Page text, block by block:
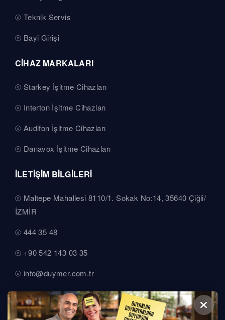
Teknik Servis
Bayi Girişi
CİHAZ MARKALARI
Starkey İşitme Cihazları
Interton İşitme Cihazları
Audifon İşitme Cihazları
Danavox İşitme Cihazları
İLETİŞİM BİLGİLERİ
Maltepe Mahallesi 8110/1. Sokak No:14, 35640 Çiğli/
İZMİR
444 35 48
+90 542 143 03 35
info@duymer.com.tr